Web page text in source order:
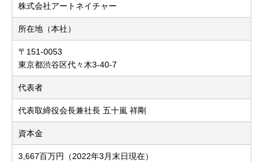
株式会社アートネイチャー
所在地（本社）
〒151-0053
東京都渋谷区代々木3-40-7
代表者
代表取締役会長兼社長 五十嵐 祥剛
資本金
3,667百万円（2022年3月末日現在）